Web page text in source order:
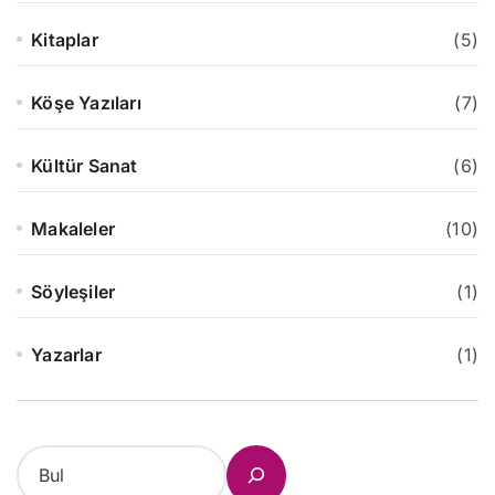
Kitaplar (5)
Köşe Yazıları (7)
Kültür Sanat (6)
Makaleler (10)
Söyleşiler (1)
Yazarlar (1)
S